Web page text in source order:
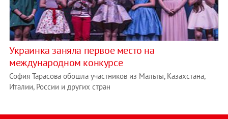
Украинка заняла первое место на
международном конкурсе
София Тарасова обошла участников из Мальты, Казахстана,
Италии, России и других стран